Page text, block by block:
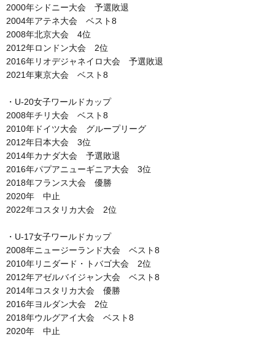
2000年シドニー大会 予選敗退
2004年アテネ大会 ベスト8
2008年北京大会 4位
2012年ロンドン大会 2位
2016年リオデジャネイロ大会 予選敗退
2021年東京大会 ベスト8
・U-20女子ワールドカップ
2008年チリ大会 ベスト8
2010年ドイツ大会 グループリーグ
2012年日本大会 3位
2014年カナダ大会 予選敗退
2016年パプアニューギニア大会 3位
2018年フランス大会 優勝
2020年 中止
2022年コスタリカ大会 2位
・U-17女子ワールドカップ
2008年ニュージーランド大会 ベスト8
2010年リニダード・トバゴ大会 2位
2012年アゼルバイジャン大会 ベスト8
2014年コスタリカ大会 優勝
2016年ヨルダン大会 2位
2018年ウルグアイ大会 ベスト8
2020年 中止